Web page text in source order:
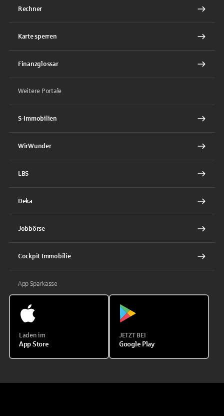
Rechner
Karte sperren
Finanzglossar
Weitere Portale
S-Immobilien
WirWunder
LBS
Deka
Jobbörse
Cockpit Immobilie
App Sparkasse
Laden im
App Store
JETZT BEI
Google Play